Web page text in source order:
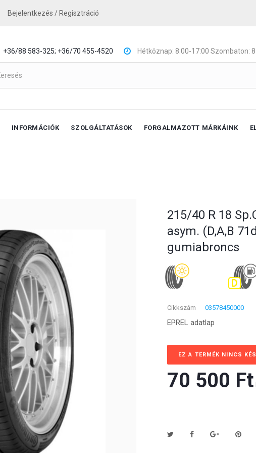
Bejelentkezés / Regisztráció
+36/88 583-325; +36/70 455-4520 Hétköznap: 8:00-17:00 Szombaton:
INFORMÁCIÓK SZOLGÁLTATÁSOK FORGALMAZOTT MÁRKÁINK
215/40 R 18
asym. (D,A,B
gumiabroncs
D
Cikkszám 03578450000
EPREL adatlap
EZ A TERMÉK NINCS
70 500 Ft‎